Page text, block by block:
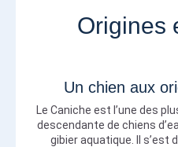
Origines
Un chien aux
Le Caniche est l’une des
descendante de chiens
gibier aquatique. Il s’est